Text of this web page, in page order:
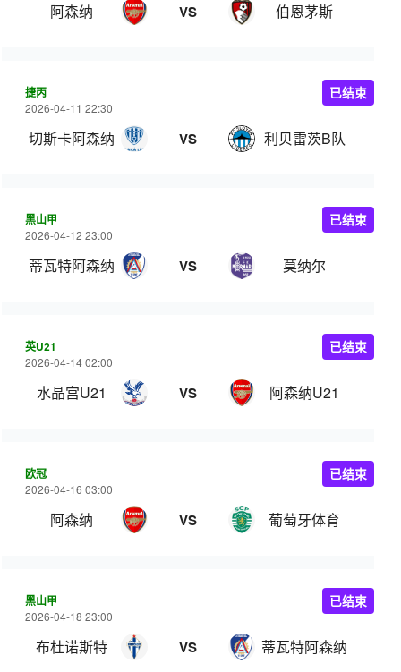
阿森纳 VS 伯恩茅斯
捷丙
2026-04-11 22:30
切斯卡阿森纳 VS 利贝雷茨B队
已结束
黑山甲
2026-04-12 23:00
蒂瓦特阿森纳 VS 莫纳尔
已结束
英U21
2026-04-14 02:00
水晶宫U21 VS 阿森纳U21
已结束
欧冠
2026-04-16 03:00
阿森纳 VS 葡萄牙体育
已结束
黑山甲
2026-04-18 23:00
布杜诺斯特 VS 蒂瓦特阿森纳
已结束